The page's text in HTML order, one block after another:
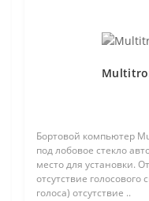
Бортовой компьютер
под лобовое стекло
место для установки.
отсутствие голосового
голоса) отсутствие ..